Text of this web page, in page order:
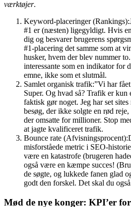
værktøjer.
Keyword-placeringer
#1 er (næsten) ligegyldigt. Hvis
dig og besvarer brugerens
#1-placering det samme som at
husker, hvem der blev nummer
interessante som en indikator for
emne, ikke som et slutmål.
Samlet organisk trafik:”Vi har
Super. Og hvad så? Trafik er
faktisk gør noget. Jeg har set
besøg, der ikke solgte en rød
der omsatte for millioner. Stop
at jagte kvalificeret trafik.
Bounce rate
misforståede metric i SEO-
være en katastrofe (brugeren
også være en kæmpe succes!
de søgte, og lukkede fanen glad
godt den forskel. Det skal du
Mød de nye konger: KPI’er